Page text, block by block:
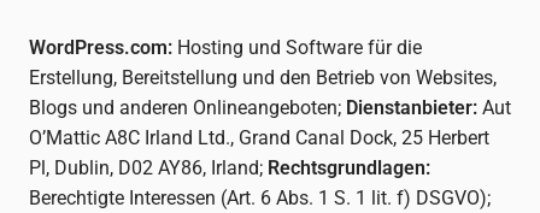
WordPress.com: Hosting und Software für die
Erstellung, Bereitstellung und den Betrieb von Websites,
Blogs und anderen Onlineangeboten; Dienstanbieter: Aut
O’Mattic A8C Irland Ltd., Grand Canal Dock, 25 Herbert
Pl, Dublin, D02 AY86, Irland; Rechtsgrundlagen:
Berechtigte Interessen (Art. 6 Abs. 1 S. 1 lit. f) DSGVO);